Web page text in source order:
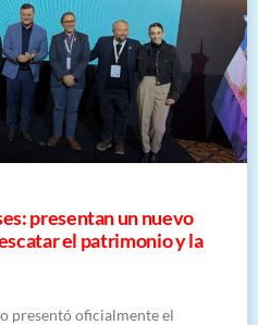
presentan un nuevo
el patrimonio y la
presentó oficialmente el